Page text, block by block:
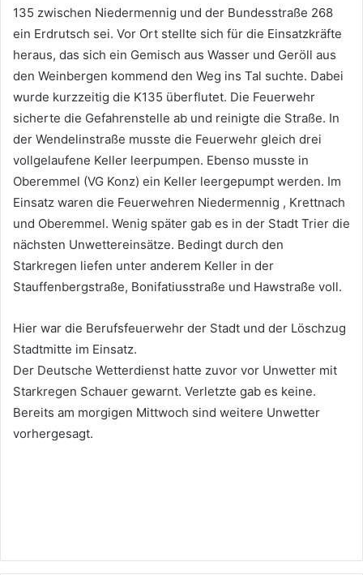
135 zwischen Niedermennig und der Bundesstraße 268
ein Erdrutsch sei. Vor Ort stellte sich für die Einsatzkräfte
heraus, das sich ein Gemisch aus Wasser und Geröll aus
den Weinbergen kommend den Weg ins Tal suchte. Dabei
wurde kurzzeitig die K135 überflutet. Die Feuerwehr
sicherte die Gefahrenstelle ab und reinigte die Straße. In
der Wendelinstraße musste die Feuerwehr gleich drei
vollgelaufene Keller leerpumpen. Ebenso musste in
Oberemmel (VG Konz) ein Keller leergepumpt werden. Im
Einsatz waren die Feuerwehren Niedermennig , Krettnach
und Oberemmel. Wenig später gab es in der Stadt Trier die
nächsten Unwettereinsätze. Bedingt durch den
Starkregen liefen unter anderem Keller in der
Stauffenbergstraße, Bonifatiusstraße und Hawstraße voll.
Hier war die Berufsfeuerwehr der Stadt und der Löschzug
Stadtmitte im Einsatz.
Der Deutsche Wetterdienst hatte zuvor vor Unwetter mit
Starkregen Schauer gewarnt. Verletzte gab es keine.
Bereits am morgigen Mittwoch sind weitere Unwetter
vorhergesagt.